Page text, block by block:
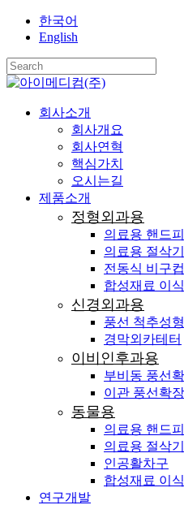
Skip
content
한국어
English
Close
search
Menu
회사소개
회사개요
회사연혁
핵심가치
오시는길
제품소개
정형외과용
의료용 핸드
의료용 절삭
전동식 비구
합성재료 이
신경외과용
풍선 척추성
경막외카테터
이비인후과용
부비동 풍선
이관 풍선확
동물용
의료용 핸드
의료용 절삭
인공활차구
합성재료 이
연구개발